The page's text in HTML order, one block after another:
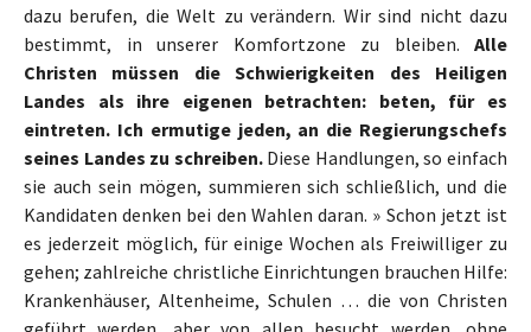
dazu berufen, die Welt zu verändern. Wir sind nicht dazu
bestimmt, in unserer Komfortzone zu bleiben. Alle
Christen müssen die Schwierigkeiten des Heiligen
Landes als ihre eigenen betrachten: beten, für es
eintreten. Ich ermutige jeden, an die Regierungschefs
seines Landes zu schreiben.Diese Handlungen, so einfach
sie auch sein mögen, summieren sich schließlich, und die
Kandidaten denken bei den Wahlen daran. » Schon jetzt ist
es jederzeit möglich, für einige Wochen als Freiwilliger zu
gehen; zahlreiche christliche Einrichtungen brauchen Hilfe:
Krankenhäuser, Altenheime, Schulen … die von Christen